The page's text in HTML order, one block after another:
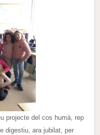
projecte del cos humà, rep
digestiu, ara jubilat, per